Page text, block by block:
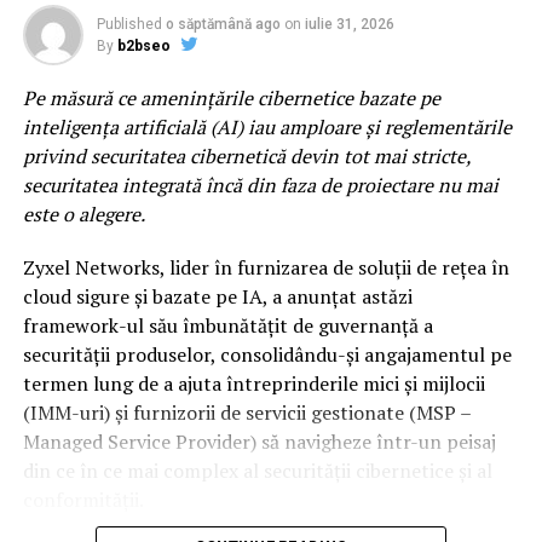
RELATED TOPICS:
UP NEXT
Ã®nainte de moÈiunea de cenzurÄ – Stiri pe surse
DON'T MISS
Cum poti repara cuticulele in 60 de secunde
cinematic al lui Two Feet, scena principala propune un
line-up construit pentru momente care raman cu tine
precum DE’WAYNE, Noga Erez sau Jalen Ngonda, trei
dintre cele mai interesante voci ale muzicii
contemporane, acoperind o paleta larga de genuri
muzicale.
care urmaresc scena muzicala inainte ca aceasta sa
ajunga in mainstream. Indie, electronic, alternative si
proiecte experimentale coexista intr-un line-up care
pune reflectorul pe noua generatie de artisti si pe
directiile in care se indreapta muzica internationala. Pe
aceasta scena va urca si 2hollis, fenomenul alternativ al
noii generatii, dar si proiecte muzicale precum ZEP,
Electro Punk Clubrevine pentru al doilea an si
Published o săptămână ago on iulie 31, 2026
By b2bseo
Pe măsură ce amenințările cibernetice bazate pe
inteligența artificială (AI) iau amploare și reglementările
privind securitatea cibernetică devin tot mai stricte,
securitatea integrată încă din faza de proiectare nu mai
este o alegere.
Zyxel Networks, lider în furnizarea de soluții de rețea în
cloud sigure și bazate pe IA, a anunțat astăzi
framework-ul său îmbunătățit de guvernanță a
securității produselor, consolidându-și angajamentul pe
termen lung de a ajuta întreprinderile mici și mijlocii
(IMM-uri) și furnizorii de servicii gestionate (MSP –
Managed Service Provider) să navigheze într-un peisaj
din ce în ce mai complex al securității cibernetice și al